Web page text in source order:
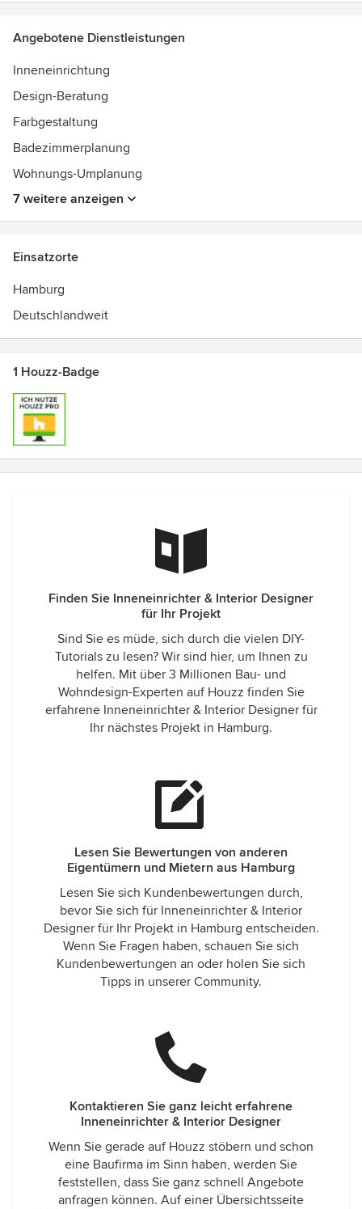
Angebotene Dienstleistungen
Inneneinrichtung
Design-Beratung
Farbgestaltung
Badezimmerplanung
Wohnungs-Umplanung
7 weitere anzeigen
Einsatzorte
Hamburg
Deutschlandweit
1 Houzz-Badge
Finden Sie Inneneinrichter & Interior Designer
für Ihr Projekt
Sind Sie es müde, sich durch die vielen DIY-
Tutorials zu lesen? Wir sind hier, um Ihnen zu
helfen. Mit über 3 Millionen Bau- und
Wohndesign-Experten auf Houzz finden Sie
erfahrene Inneneinrichter & Interior Designer für
Ihr nächstes Projekt in Hamburg.
Lesen Sie Bewertungen von anderen
Eigentümern und Mietern aus Hamburg
Lesen Sie sich Kundenbewertungen durch,
bevor Sie sich für Inneneinrichter & Interior
Designer für Ihr Projekt in Hamburg entscheiden.
Wenn Sie Fragen haben, schauen Sie sich
Kundenbewertungen an oder holen Sie sich
Tipps in unserer Community.
Kontaktieren Sie ganz leicht erfahrene
Inneneinrichter & Interior Designer
Wenn Sie gerade auf Houzz stöbern und schon
eine Baufirma im Sinn haben, werden Sie
feststellen, dass Sie ganz schnell Angebote
anfragen können. Auf einer Übersichtsseite